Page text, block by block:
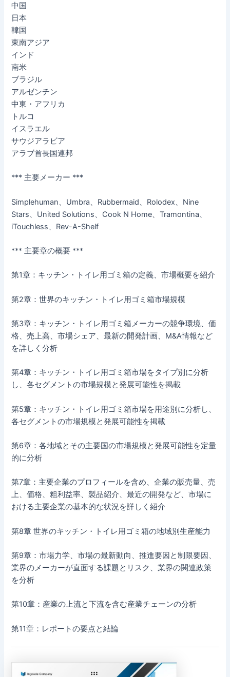
中国
日本
韓国
東南アジア
インド
南米
ブラジル
アルゼンチン
中東・アフリカ
トルコ
イスラエル
サウジアラビア
アラブ首長国連邦
*** 主要メーカー ***
Simplehuman、Umbra、Rubbermaid、Rolodex、Nine
Stars、United Solutions、Cook N Home、Tramontina、
iTouchless、Rev-A-Shelf
*** 主要章の概要 ***
第1章：キッチン・トイレ用ゴミ箱の定義、市場概要を紹介
第2章：世界のキッチン・トイレ用ゴミ箱市場規模
第3章：キッチン・トイレ用ゴミ箱メーカーの競争環境、価
格、売上高、市場シェア、最新の開発計画、M&A情報など
を詳しく分析
第4章：キッチン・トイレ用ゴミ箱市場をタイプ別に分析
し、各セグメントの市場規模と発展可能性を掲載
第5章：キッチン・トイレ用ゴミ箱市場を用途別に分析し、
各セグメントの市場規模と発展可能性を掲載
第6章：各地域とその主要国の市場規模と発展可能性を定量
的に分析
第7章：主要企業のプロフィールを含め、企業の販売量、売
上、価格、粗利益率、製品紹介、最近の開発など、市場に
おける主要企業の基本的な状況を詳しく紹介
第8章 世界のキッチン・トイレ用ゴミ箱の地域別生産能力
第9章：市場力学、市場の最新動向、推進要因と制限要因、
業界のメーカーが直面する課題とリスク、業界の関連政策
を分析
第10章：産業の上流と下流を含む産業チェーンの分析
第11章：レポートの要点と結論